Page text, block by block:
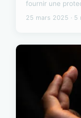
fournir une
25 mars 2025 · 5